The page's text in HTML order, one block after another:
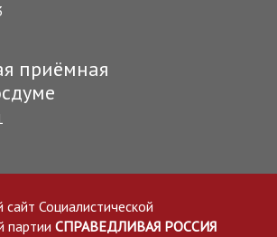
приёмная
Социалистической
партии СПРАВЕДЛИВАЯ РОССИЯ